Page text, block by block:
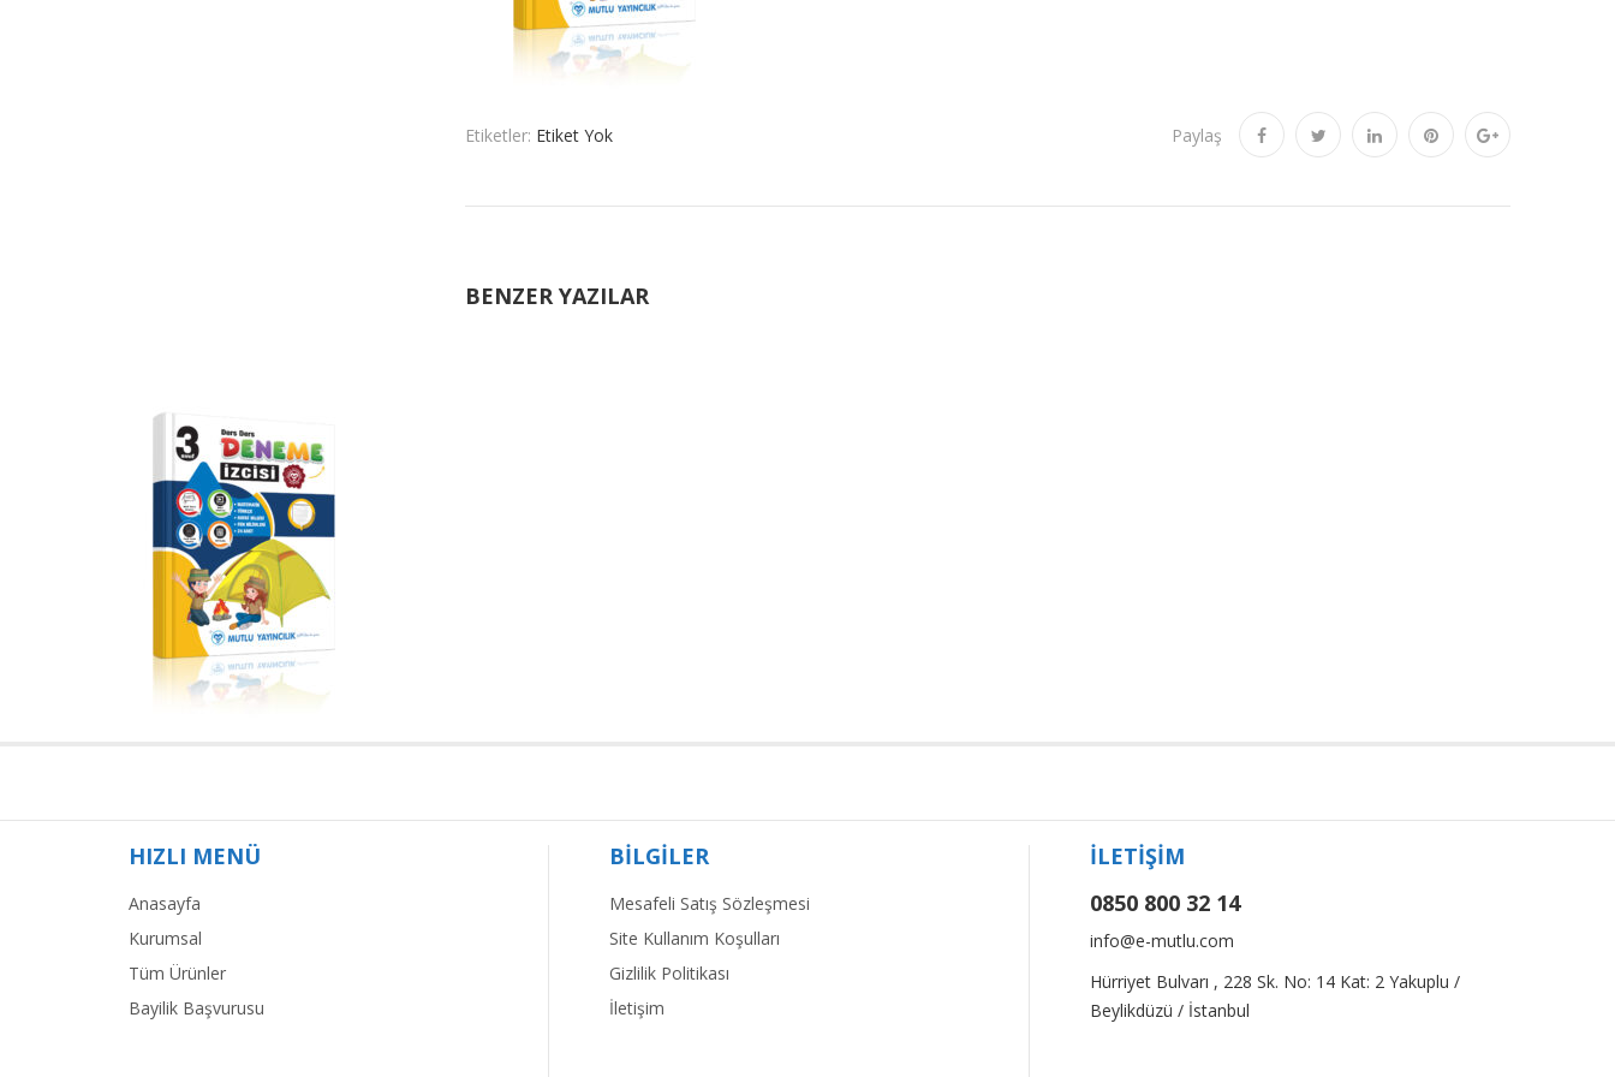
Etiketler: Etiket Yok Paylaş
BENZER YAZILAR
HIZLI MENÜ
Anasayfa
Kurumsal
Tüm Ürünler
Bayilik Başvurusu
BİLGİLER
Mesafeli Satış Sözleşmesi
Site Kullanım Koşulları
Gizlilik Politikası
İletişim
İLETİŞİM
0850 800 32 14
info@e-mutlu.com
Hürriyet Bulvarı , 228 Sk. No: 14 Kat: 2 Yakuplu /
Beylikdüzü / İstanbul